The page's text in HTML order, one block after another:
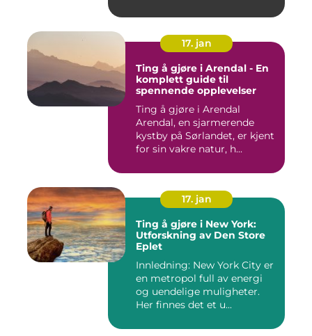
17. jan
Ting å gjøre i Arendal - En
komplett guide til
spennende opplevelser
Ting å gjøre i Arendal
Arendal, en sjarmerende
kystby på Sørlandet, er kjent
for sin vakre natur, h...
17. jan
Ting å gjøre i New York:
Utforskning av Den Store
Eplet
Innledning: New York City er
en metropol full av energi
og uendelige muligheter.
Her finnes det et u...